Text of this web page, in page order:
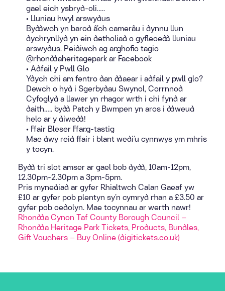
gael eich ysbryd-oli…..
• Lluniau hwyl arswydus
Byddwch yn barod â’ch camerâu i dynnu llun
dychrynllyd yn ein detholiad o gyfleoedd lluniau
arswydus. Peidiwch ag anghofio tagio
@rhonddaheritagepark ar Facebook
• Adfail y Pwll Glo
Ydych chi am fentro dan ddaear i adfail y pwll glo?
Dewch o hyd i Sgerbydau Swynol, Corrnnod
Cyfoglyd a llawer yn rhagor wrth i chi fynd ar
daith….. bydd Patch y Bwmpen yn aros i ddweud
helo ar y diwedd!
• Ffair Bleser Ffang-tastig
Mae dwy reid ffair i blant wedi’u cynnwys ym mhris
y tocyn.
Bydd tri slot amser ar gael bob dydd, 10am-12pm,
12.30pm-2.30pm a 3pm-5pm.
Pris mynediad ar gyfer Rhialtwch Calan Gaeaf yw
£10 ar gyfer pob plentyn sy’n cymryd rhan a £3.50 ar
gyfer pob oedolyn. Mae tocynnau ar werth nawr!
Rhondda Cynon Taf County Borough Council –
Rhondda Heritage Park Tickets, Products, Bundles,
Gift Vouchers – Buy Online (digitickets.co.uk)